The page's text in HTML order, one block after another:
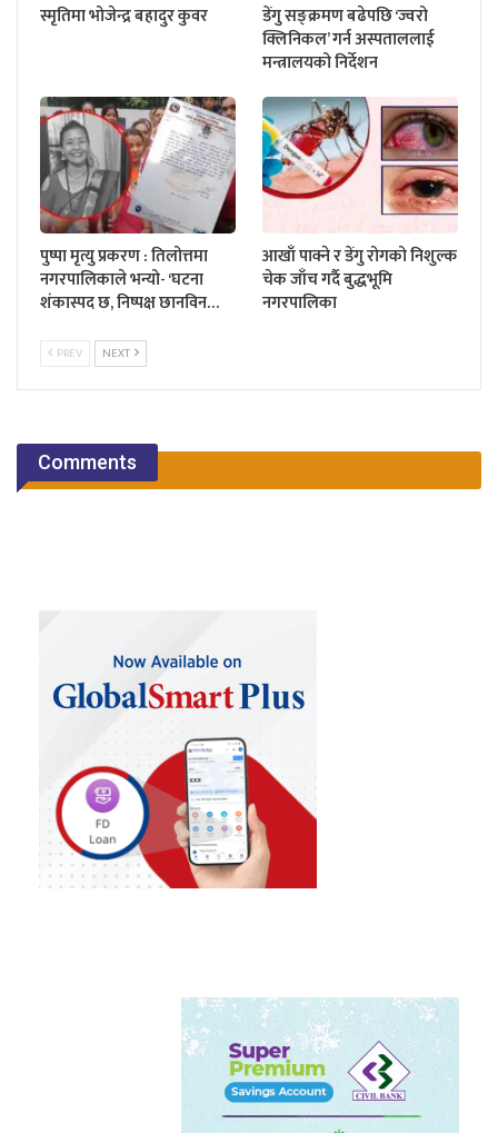
स्मृतिमा भोजेन्द्र बहादुर कुवर
डेंगु सङ्क्रमण बढेपछि ‘ज्वरो
क्लिनिकल’ गर्न अस्पताललाई
मन्त्रालयको निर्देशन
पुष्पा मृत्यु प्रकरण : तिलोत्तमा
नगरपालिकाले भन्यो- ‘घटना
शंकास्पद छ, निष्पक्ष छानविन…
आखाँ पाक्ने र डेंगु रोगको निशुल्क
चेक जाँच गर्दै बुद्धभूमि
नगरपालिका
PREV NEXT
Comments